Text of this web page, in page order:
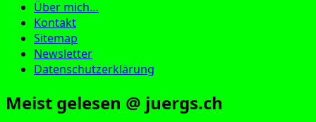
Über mich…
Kontakt
Sitemap
Newsletter
Datenschutzerklärung
Meist gelesen @ juergs.ch